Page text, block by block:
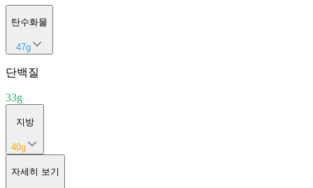
탄수화물
47g
단백질
33g
지방
40g
자세히 보기